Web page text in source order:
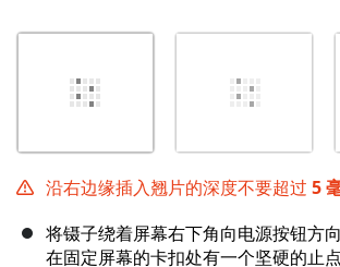
沿右边缘插入翘片的深度不要超过 5
将镊子绕着屏幕右下角向电源按钮方
在固定屏幕的卡扣处有一个坚硬的止点